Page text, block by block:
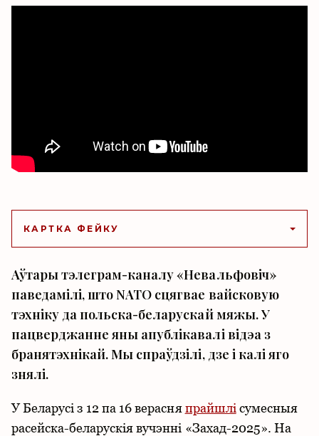
КАРТКА ФЕЙКУ
Аўтары тэлеграм-каналу «Невальфовіч»
паведамілі, што NATO сцягвае вайсковую
тэхніку да польска-беларускай мяжы. У
пацверджанне яны апублікавалі відэа з
бранятэхнікай. Мы спраўдзілі, дзе і калі яго
знялі.
У Беларусі з 12 па 16 верасняпрайшлі сумесныя
расейска-беларускія вучэнні «Захад-2025». На